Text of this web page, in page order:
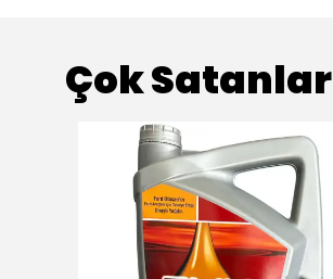
Çok Satanlar